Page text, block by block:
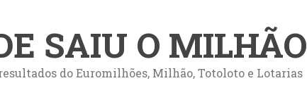
SAIU O MILHÃO
do Euromilhões, Milhão, Totoloto e Lotarias